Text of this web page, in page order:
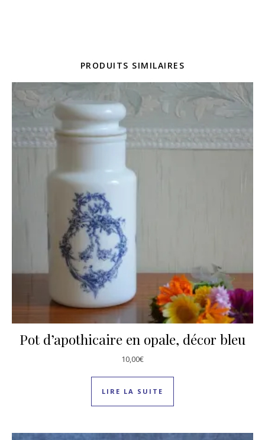
PRODUITS SIMILAIRES
Pot d’apothicaire en opale, décor bleu
10,00€
LIRE LA SUITE